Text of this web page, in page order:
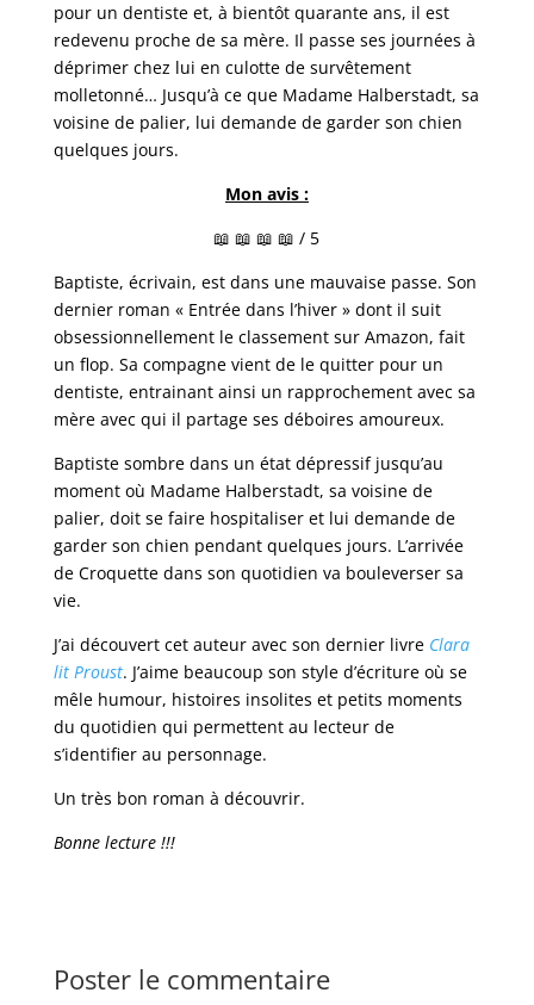
pour un dentiste et, à bientôt quarante ans, il est
redevenu proche de sa mère. Il passe ses journées à
déprimer chez lui en culotte de survêtement
molletonné… Jusqu’à ce que Madame Halberstadt, sa
voisine de palier, lui demande de garder son chien
quelques jours.
Mon avis :
📖 📖 📖 📖 / 5
Baptiste, écrivain, est dans une mauvaise passe. Son
dernier roman « Entrée dans l’hiver » dont il suit
obsessionnellement le classement sur Amazon, fait
un flop. Sa compagne vient de le quitter pour un
dentiste, entrainant ainsi un rapprochement avec sa
mère avec qui il partage ses déboires amoureux.
Baptiste sombre dans un état dépressif jusqu’au
moment où Madame Halberstadt, sa voisine de
palier, doit se faire hospitaliser et lui demande de
garder son chien pendant quelques jours. L’arrivée
de Croquette dans son quotidien va bouleverser sa
vie.
J’ai découvert cet auteur avec son dernier livre Clara
lit Proust. J’aime beaucoup son style d’écriture où se
mêle humour, histoires insolites et petits moments
du quotidien qui permettent au lecteur de
s’identifier au personnage.
Un très bon roman à découvrir.
Bonne lecture !!!
Poster le commentaire